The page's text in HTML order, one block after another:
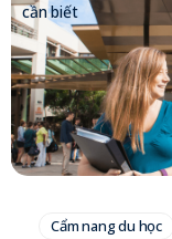
cần biết
Cẩm nang du học